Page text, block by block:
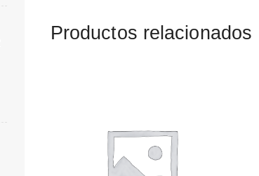
Productos relacionados